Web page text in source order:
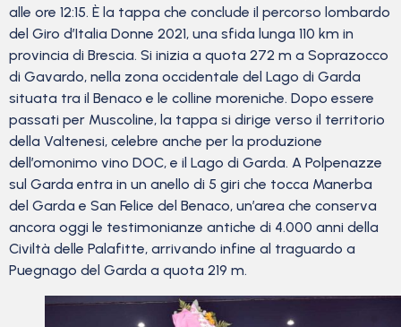
alle ore 12:15. È la tappa che conclude il percorso lombardo
del Giro d’Italia Donne 2021, una sfida lunga 110 km in
provincia di Brescia. Si inizia a quota 272 m a Soprazocco
di Gavardo, nella zona occidentale del Lago di Garda
situata tra il Benaco e le colline moreniche. Dopo essere
passati per Muscoline, la tappa si dirige verso il territorio
della Valtenesi, celebre anche per la produzione
dell’omonimo vino DOC, e il Lago di Garda. A Polpenazze
sul Garda entra in un anello di 5 giri che tocca Manerba
del Garda e San Felice del Benaco, un’area che conserva
ancora oggi le testimonianze antiche di 4.000 anni della
Civiltà delle Palafitte, arrivando infine al traguardo a
Puegnago del Garda a quota 219 m.